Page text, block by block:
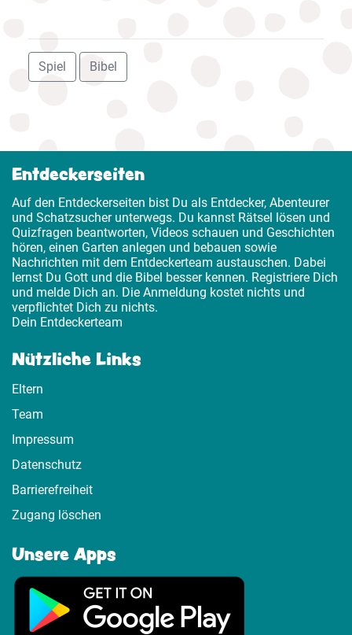
Spiel Bibel
Entdeckerseiten
Auf den Entdeckerseiten bist Du als Entdecker, Abenteurer
und Schatzsucher unterwegs. Du kannst Rätsel lösen und
Quizfragen beantworten, Videos schauen und Geschichten
hören, einen Garten anlegen und bebauen sowie
Nachrichten mit dem Entdeckerteam austauschen. Dabei
lernst Du Gott und die Bibel besser kennen. Registriere Dich
und melde Dich an. Die Anmeldung kostet nichts und
verpflichtet Dich zu nichts.
Dein Entdeckerteam
Nützliche Links
Eltern
Team
Impressum
Datenschutz
Barrierefreiheit
Zugang löschen
Unsere Apps